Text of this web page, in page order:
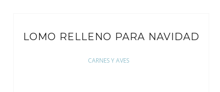
LOMO RELLENO PARA NAVIDAD
CARNES Y AVES